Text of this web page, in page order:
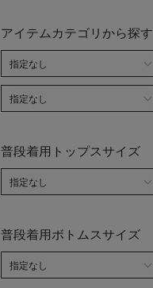
アイテムカテゴリから探す
普段着用トップスサイズ
普段着用ボトムスサイズ